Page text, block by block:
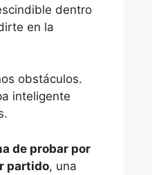
dentro
en la
obstáculos.
inteligente
de probar por
partido, una